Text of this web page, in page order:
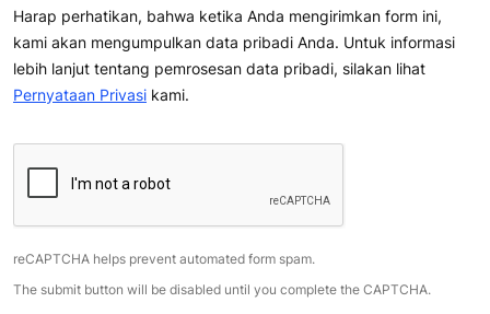
Harap perhatikan, bahwa ketika Anda mengirimkan form ini,
kami akan mengumpulkan data pribadi Anda. Untuk informasi
lebih lanjut tentang pemrosesan data pribadi, silakan lihat
Pernyataan Privasi kami.
reCAPTCHA helps prevent automated form spam.
The submit button will be disabled until you complete the CAPTCHA.